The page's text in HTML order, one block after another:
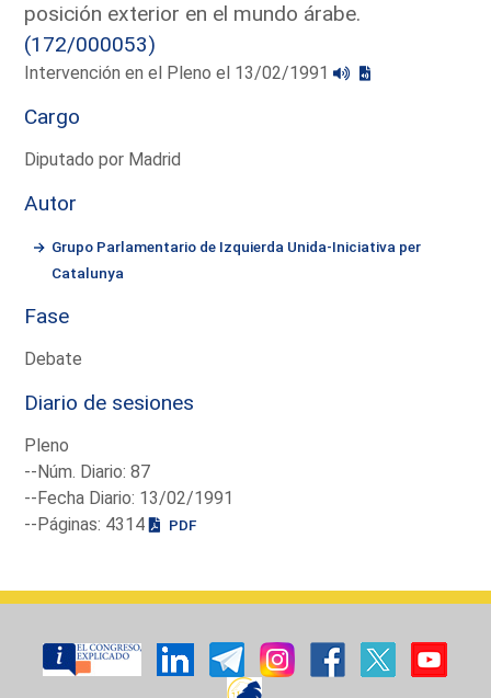
posición exterior en el mundo árabe.
(172/000053)
Intervención en el Pleno el 13/02/1991
Cargo
Diputado por Madrid
Autor
Grupo Parlamentario de Izquierda Unida-Iniciativa per
Catalunya
Fase
Debate
Diario de sesiones
Pleno
--Núm. Diario: 87
--Fecha Diario: 13/02/1991
--Páginas: 4314
PDF